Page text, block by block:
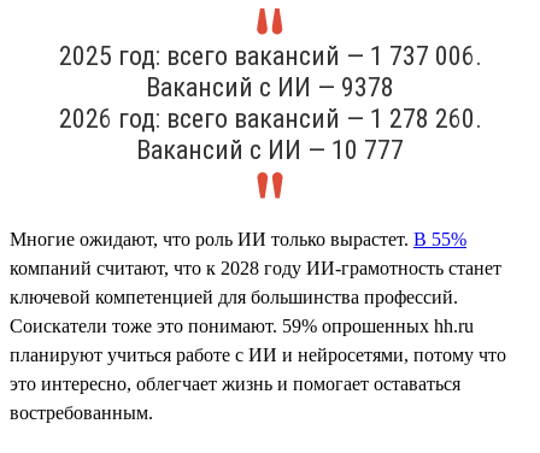
2025 год: всего вакансий — 1 737 006.
Вакансий с ИИ — 9378
2026 год: всего вакансий — 1 278 260.
Вакансий с ИИ — 10 777
Многие ожидают, что роль ИИ только вырастет. В 55%
компаний считают, что к 2028 году ИИ-грамотность станет
ключевой компетенцией для большинства профессий.
Соискатели тоже это понимают. 59% опрошенных hh.ru
планируют учиться работе с ИИ и нейросетями, потому что
это интересно, облегчает жизнь и помогает оставаться
востребованным.